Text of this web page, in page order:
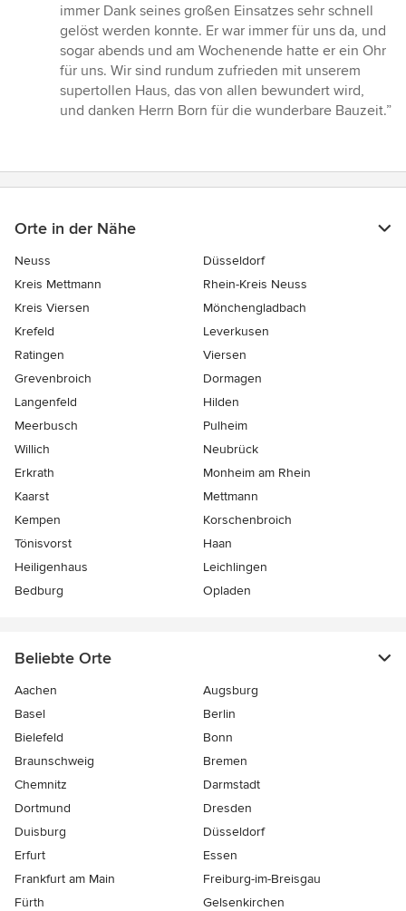
immer Dank seines großen Einsatzes sehr schnell
gelöst werden konnte. Er war immer für uns da, und
sogar abends und am Wochenende hatte er ein Ohr
für uns. Wir sind rundum zufrieden mit unserem
supertollen Haus, das von allen bewundert wird,
und danken Herrn Born für die wunderbare Bauzeit.”
Orte in der Nähe
Neuss
Düsseldorf
Kreis Mettmann
Rhein-Kreis Neuss
Kreis Viersen
Mönchengladbach
Krefeld
Leverkusen
Ratingen
Viersen
Grevenbroich
Dormagen
Langenfeld
Hilden
Meerbusch
Pulheim
Willich
Neubrück
Erkrath
Monheim am Rhein
Kaarst
Mettmann
Kempen
Korschenbroich
Tönisvorst
Haan
Heiligenhaus
Leichlingen
Bedburg
Opladen
Beliebte Orte
Aachen
Augsburg
Basel
Berlin
Bielefeld
Bonn
Braunschweig
Bremen
Chemnitz
Darmstadt
Dortmund
Dresden
Duisburg
Düsseldorf
Erfurt
Essen
Frankfurt am Main
Freiburg-im-Breisgau
Fürth
Gelsenkirchen